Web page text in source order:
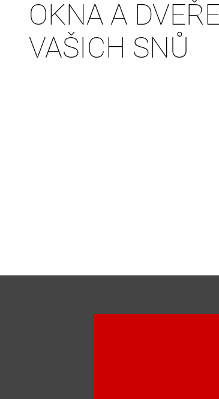
OKNA A
VAŠICH SNŮ